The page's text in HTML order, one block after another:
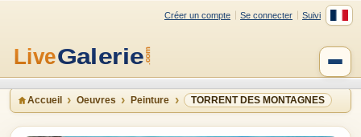
Créer un compte Se connecter Suivi
Accueil Oeuvres Peinture TORRENT DES MONTAGNES